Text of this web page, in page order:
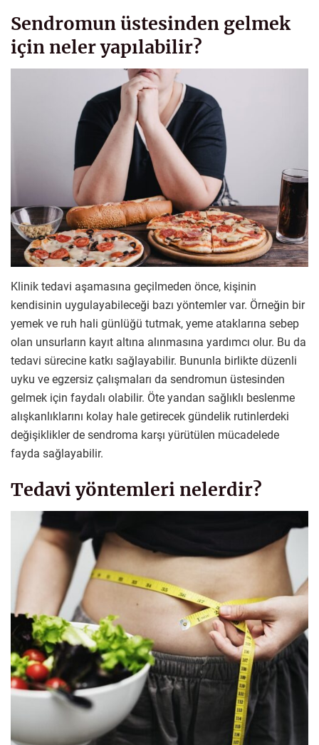
Sendromun üstesinden gelmek
için neler yapılabilir?
Klinik tedavi aşamasına geçilmeden önce, kişinin
kendisinin uygulayabileceği bazı yöntemler var. Örneğin bir
yemek ve ruh hali günlüğü tutmak, yeme ataklarına sebep
olan unsurların kayıt altına alınmasına yardımcı olur. Bu da
tedavi sürecine katkı sağlayabilir. Bununla birlikte düzenli
uyku ve egzersiz çalışmaları da sendromun üstesinden
gelmek için faydalı olabilir. Öte yandan sağlıklı beslenme
alışkanlıklarını kolay hale getirecek gündelik rutinlerdeki
değişiklikler de sendroma karşı yürütülen mücadelede
fayda sağlayabilir.
Tedavi yöntemleri nelerdir?